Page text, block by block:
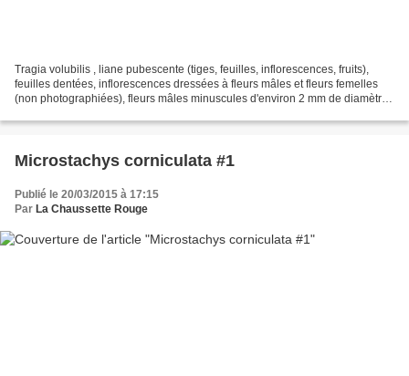
Tragia volubilis , liane pubescente (tiges, feuilles, inflorescences, fruits),
feuilles dentées, inflorescences dressées à fleurs mâles et fleurs femelles
(non photographiées), fleurs mâles minuscules d'environ 2 mm de diamètre
Microstachys corniculata #1
Publié le 20/03/2015 à 17:15
Par La Chaussette Rouge